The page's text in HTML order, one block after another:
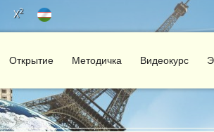
X2
Открытие Методичка Видеокурс